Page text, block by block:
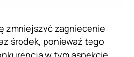
zmniejszyć zagniecenie
środek, ponieważ tego
w tym aspekcie